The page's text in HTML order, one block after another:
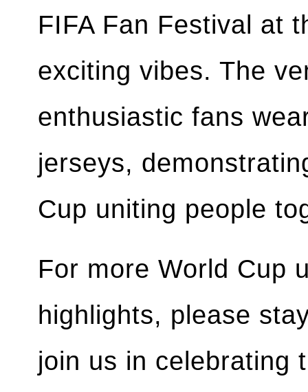
FIFA Fan Festival at
exciting vibes. The
enthusiastic fans
jerseys,
Cup uniting people
For more World Cup
highlights, please
join us in celebrating